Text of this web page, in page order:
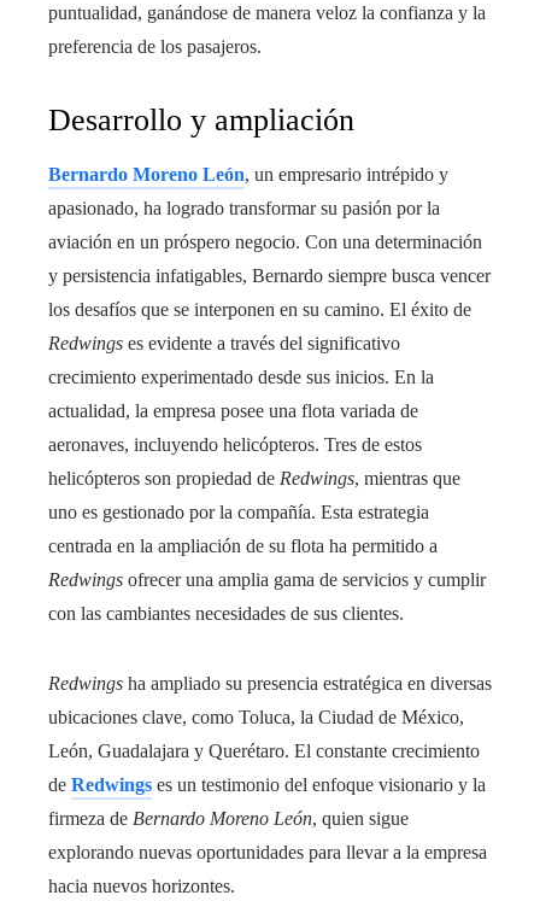
puntualidad, ganándose de manera veloz la confianza y la
preferencia de los pasajeros.
Desarrollo y ampliación
Bernardo Moreno León, un empresario intrépido y
apasionado, ha logrado transformar su pasión por la
aviación en un próspero negocio. Con una determinación
y persistencia infatigables, Bernardo siempre busca vencer
los desafíos que se interponen en su camino. El éxito de
Redwings es evidente a través del significativo
crecimiento experimentado desde sus inicios. En la
actualidad, la empresa posee una flota variada de
aeronaves, incluyendo helicópteros. Tres de estos
helicópteros son propiedad de Redwings, mientras que
uno es gestionado por la compañía. Esta estrategia
centrada en la ampliación de su flota ha permitido a
Redwings ofrecer una amplia gama de servicios y cumplir
con las cambiantes necesidades de sus clientes.
Redwings ha ampliado su presencia estratégica en diversas
ubicaciones clave, como Toluca, la Ciudad de México,
León, Guadalajara y Querétaro. El constante crecimiento
de Redwings es un testimonio del enfoque visionario y la
firmeza de Bernardo Moreno León, quien sigue
explorando nuevas oportunidades para llevar a la empresa
hacia nuevos horizontes.